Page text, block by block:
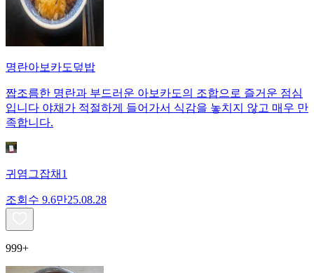
명란아보카도덮밥
짭조름한 명란과 부드러운 아보카도의 조합으로 즐거운 점심
입니다 야채가 적절하게 들어가서 식감을 놓치지 않고 매우 만
족합니다.
귀염그잡채1
조회수 9.6만25.08.28
999+